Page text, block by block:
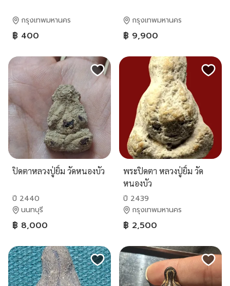
กรุงเทพมหานคร
฿ 400
กรุงเทพมหานคร
฿ 9,900
ปิดตาหลวงปู่ยิ้ม วัดหนองบัว
ปี 2440
นนทบุรี
฿ 8,000
พระปิดตา หลวงปู่ยิ้ม วัด
หนองบัว
ปี 2439
กรุงเทพมหานคร
฿ 2,500